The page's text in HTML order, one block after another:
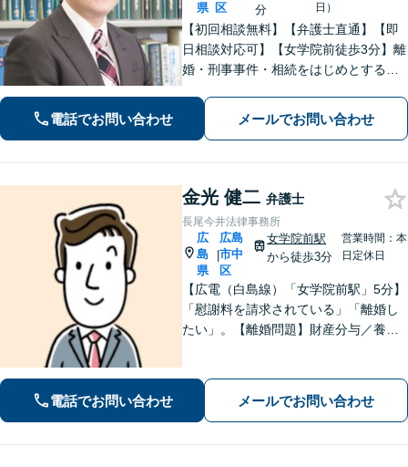
県 区
分
日）
【初回相談無料】【弁護士直通】【即
日相談対応可】【女学院前徒歩3分】離
婚・刑事事件・相続をはじめとする身
ない真の問題解決を目指して誠実かつ
迅速な対応を致します。是非、お気軽
電話でお問い合わせ メールでお問い合わせ
金光 健二 弁護士
長尾今井法律事務所
広
島
県
|
広島
市中
区
女学院前駅
から徒歩3分
営業時間：本
日定休日
【広電（白島線）「女学院前駅」5分】
「慰謝料を請求されている」「離婚し
たい」。【離婚問題】財産分与／養育
請求など【相続・遺言】料金は明確に
細かく設定【初回相談無料】
電話でお問い合わせ メールでお問い合わせ